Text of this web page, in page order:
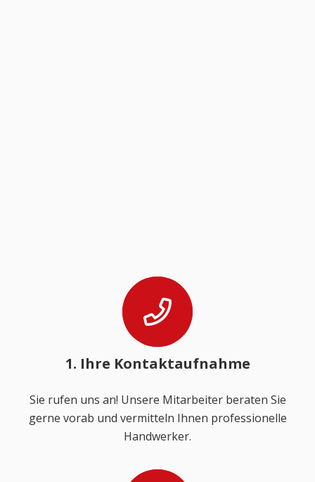
1. Ihre Kontaktaufnahme
Sie rufen uns an! Unsere Mitarbeiter beraten Sie
gerne vorab und vermitteln Ihnen professionelle
Handwerker.